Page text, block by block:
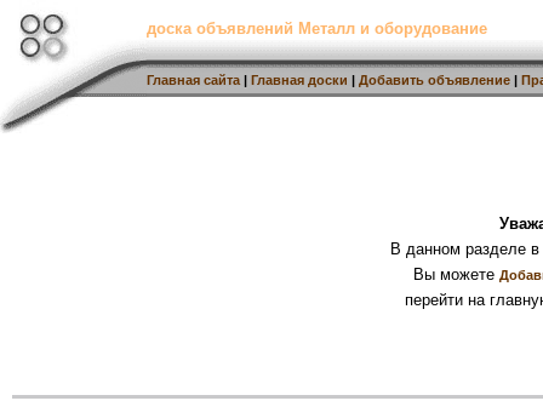
доска объявлений Металл и оборудование
Главная сайта | Главная доски | Добавить объявление |
В данном разделе
Вы можете
перейти на